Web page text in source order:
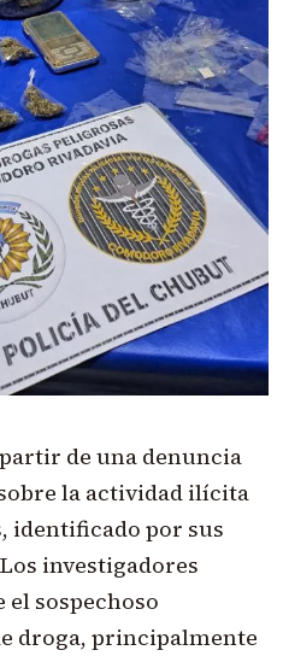
de una denuncia
la actividad ilícita
identificado por sus
investigadores
sospechoso
droga, principalmente